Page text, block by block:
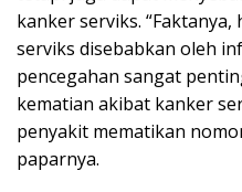
kanker serviks.
serviks disebabkan oleh
pencegahan sangat
kematian akibat kanker
penyakit mematikan
paparnya.